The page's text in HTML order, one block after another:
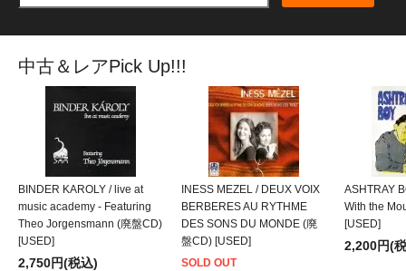
中古＆レアPick Up!!!
BINDER KAROLY / live at
music academy - Featuring
Theo Jorgensmann (廃盤CD)
[USED]
2,750円(税込)
INESS MEZEL / DEUX VOIX
BERBERES AU RYTHME
DES SONS DU MONDE (廃
盤CD) [USED]
SOLD OUT
ASHTRAY
With the
[USED]
2,200円(